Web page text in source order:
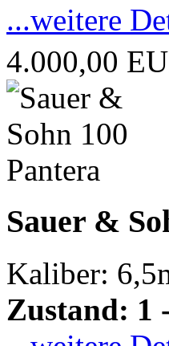
...weitere
4.000,00
Sauer &
Kaliber:
Zustand: 1